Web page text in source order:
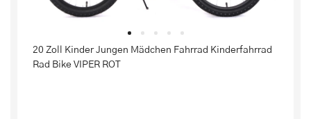
20 Zoll Kinder Jungen Mädchen Fahrrad Kinderfahrrad
Rad Bike VIPER ROT